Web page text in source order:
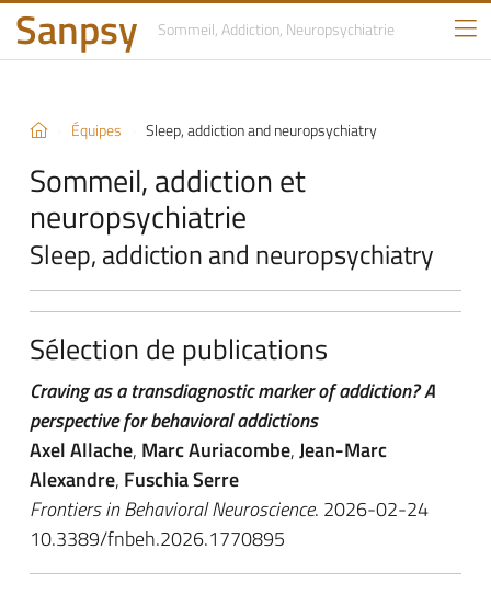
Sanpsy Sommeil, Addiction, Neuropsychiatrie
Équipes Sleep, addiction and neuropsychiatry
Sommeil, addiction et
neuropsychiatrie
Sleep, addiction and neuropsychiatry
Sélection de publications
Craving as a transdiagnostic marker of addiction? A
perspective for behavioral addictions
Axel Allache, Marc Auriacombe,Jean-Marc
Alexandre, Fuschia Serre
Frontiers in Behavioral Neuroscience. 2026-02-24
10.3389/fnbeh.2026.1770895